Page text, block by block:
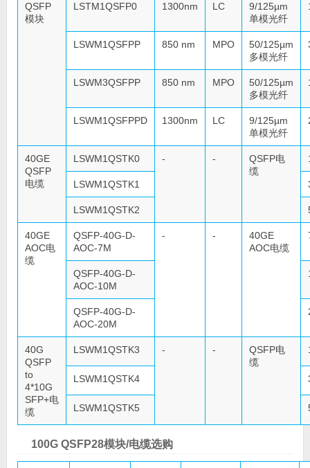
QSFP
模块
LSTM1QSFP0 1300nm LC
9/125µm
单模光纤
LSWM1QSFPP 850 nm MPO
50/125µm
多模光纤
LSWM3QSFPP 850 nm MPO
50/125µm
多模光纤
LSWM1QSFPPD 1300nm LC
9/125µm
单模光纤
40GE
QSFP
电缆
LSWM1QSTK0 - -
QSFP电
缆
LSWM1QSTK1
LSWM1QSTK2
40GE
AOC电
缆
QSFP-40G-D-
AOC-7M
- -
40GE
AOC电缆
QSFP-40G-D-
AOC-10M
QSFP-40G-D-
AOC-20M
40G
QSFP
to
4*10G
SFP+电
缆
LSWM1QSTK3 - -
QSFP电
缆
LSWM1QSTK4
LSWM1QSTK5
100G QSFP28模块/电缆选购